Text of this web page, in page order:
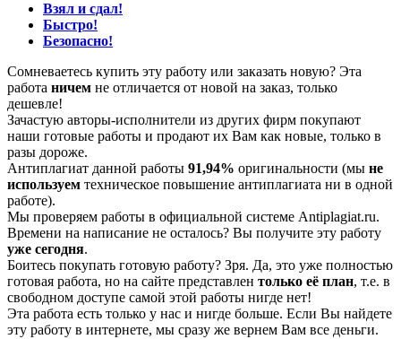
Взял и сдал!
Быстро!
Безопасно!
Сомневаетесь купить эту работу или заказать новую? Эта
работа ничем не отличается от новой на заказ, только
дешевле!
Зачастую авторы-исполнители из других фирм покупают
наши готовые работы и продают их Вам как новые, только в
разы дороже.
Антиплагиат данной работы 91,94% оригинальности (мы не
используем техническое повышение антиплагиата ни в одной
работе).
Мы проверяем работы в официальной системе Аntiplagiat.ru.
Времени на написание не осталось? Вы получите эту работу
уже сегодня.
Боитесь покупать готовую работу? Зря. Да, это уже полностью
готовая работа, но на сайте представлен только её план, т.е. в
свободном доступе самой этой работы нигде нет!
Эта работа есть только у нас и нигде больше. Если Вы найдете
эту работу в интернете, мы сразу же вернем Вам все деньги.